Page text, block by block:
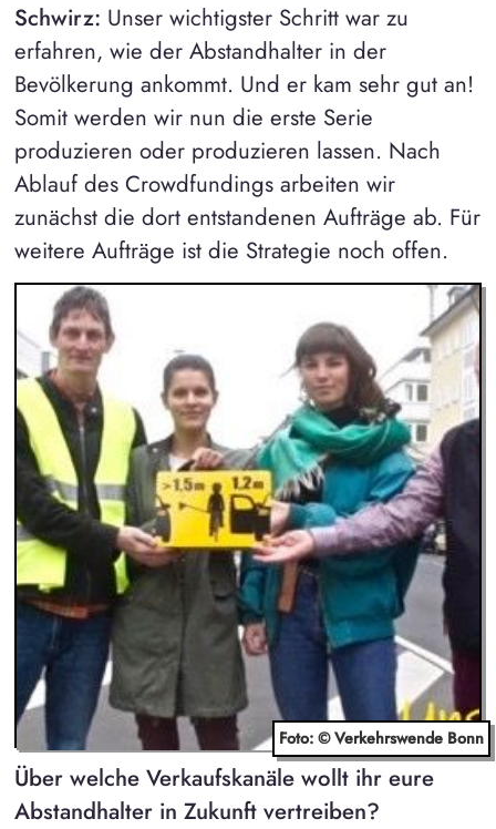
Schwirz: Unser wichtigster Schritt war zu
erfahren, wie der Abstandhalter in der
Bevölkerung ankommt. Und er kam sehr gut an!
Somit werden wir nun die erste Serie
produzieren oder produzieren lassen. Nach
Ablauf des Crowdfundings arbeiten wir
zunächst die dort entstandenen Aufträge ab. Für
weitere Aufträge ist die Strategie noch offen.
Foto: © Verkehrswende Bonn
Über welche Verkaufskanäle wollt ihr eure
Abstandhalter in Zukunft vertreiben?